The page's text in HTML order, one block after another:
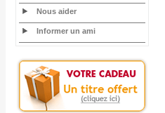
Nous aider
Informer un ami